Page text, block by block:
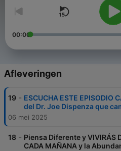
para ayudarte. Contáctanos a
mentalidadmillonariapodcast@gmail.com
hacia tu libertad financiera comienza
financiera, gestión del dinero,
millonaria, generación de riqueza,
emprendimiento exitoso,
pasivos, desarrollo financiero,
consejos financieros, finanzas en
jóvenes, finanzas para
finanzas para familias
00:00
Afleveringen
19 - ESCUCHA ESTE EPISODIO
del Dr. Joe Dispenza que
06 mei 2025
18 - Piensa Diferente y VIVIRÁS
CADA MAÑANA y la